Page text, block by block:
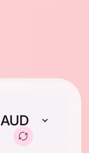
AUD